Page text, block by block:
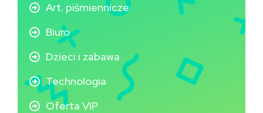
Art. piśmiennicze
Biuro
Dzieci i zabawa
Technologia
Oferta VIP